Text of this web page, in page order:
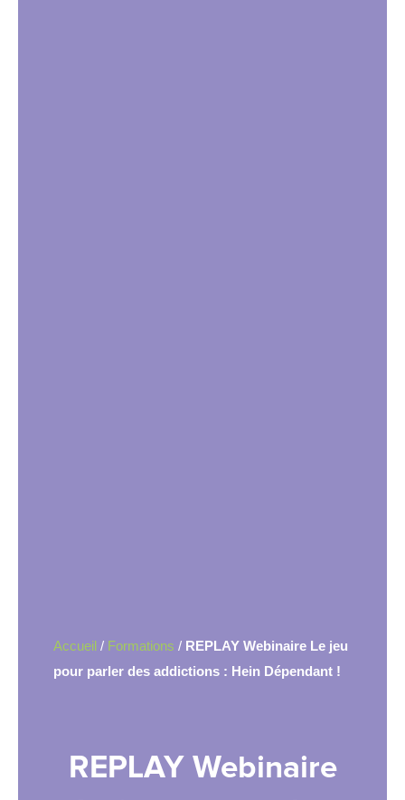
Accueil/ Formations / REPLAY Webinaire Le jeu
pour parler des addictions : Hein Dépendant !
REPLAY Webinaire